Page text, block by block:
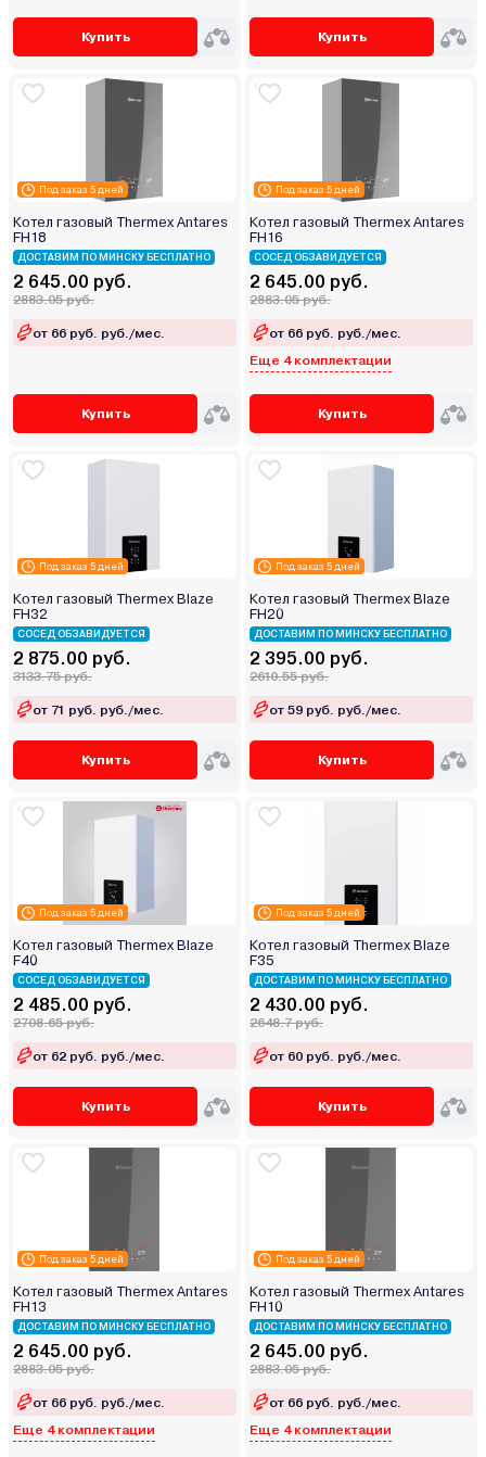
Купить Купить
Под заказ 5 дней
Котел газовый Thermex Antares
FH18
ДОСТАВИМ ПО МИНСКУ БЕСПЛАТНО
2 645.00 руб.
2883.05 руб.
от 66 руб. руб./мес.
Купить
Под заказ 5 дней
Котел газовый Thermex Antares
FH16
СОСЕД ОБЗАВИДУЕТСЯ
2 645.00 руб.
2883.05 руб.
от 66 руб. руб./мес.
Еще 4 комплектации
Купить
Под заказ 5 дней
Котел газовый Thermex Blaze
FН32
СОСЕД ОБЗАВИДУЕТСЯ
2 875.00 руб.
3133.75 руб.
от 71 руб. руб./мес.
Купить
Под заказ 5 дней
Котел газовый Thermex Blaze
FН20
ДОСТАВИМ ПО МИНСКУ БЕСПЛАТНО
2 395.00 руб.
2610.55 руб.
от 59 руб. руб./мес.
Купить
Под заказ 5 дней
Котел газовый Thermex Blaze
F40
СОСЕД ОБЗАВИДУЕТСЯ
2 485.00 руб.
2708.65 руб.
от 62 руб. руб./мес.
Купить
Под заказ 5 дней
Котел газовый Thermex Blaze
F35
ДОСТАВИМ ПО МИНСКУ БЕСПЛАТНО
2 430.00 руб.
2648.7 руб.
от 60 руб. руб./мес.
Купить
Под заказ 5 дней
Котел газовый Thermex Antares
FH13
ДОСТАВИМ ПО МИНСКУ БЕСПЛАТНО
2 645.00 руб.
2883.05 руб.
от 66 руб. руб./мес.
Еще 4 комплектации
Под заказ 5 дней
Котел газовый Thermex Antares
FH10
ДОСТАВИМ ПО МИНСКУ БЕСПЛАТНО
2 645.00 руб.
2883.05 руб.
от 66 руб. руб./мес.
Еще 4 комплектации